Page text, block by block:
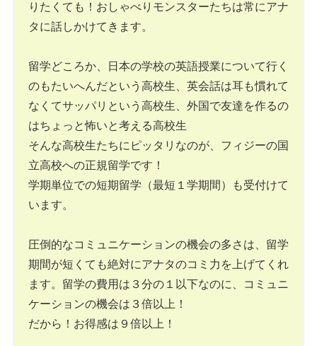
りたくても！おしゃべりモンスターたちは常にアナ
タに話しかけてきます。
留学どころか、日本の学校の英語授業について行く
のもたいへんだという高校生、英会話は耳も慣れて
なくてサッパリという高校生、外国で友達を作るの
はちょっと怖いと考える高校生
そんな高校生たちにピッタリなのが、フィジーの国
立高校への正規留学です！
学期単位での短期留学（最短１学期間）も受付けて
います。
圧倒的なコミュニケーションの機会の多さは、留学
期間が短くても絶対にアナタのコミ力を上げてくれ
ます。留学の費用は３分の１以下なのに、コミュニ
ケーションの機会は３倍以上！
だから！お得感は９倍以上！